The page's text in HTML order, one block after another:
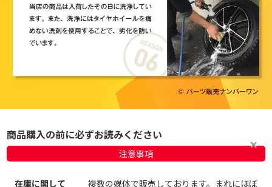
商品購入の前に必ずお読みください
注意事項
在庫に関して
複数の媒体で販売しております。まれにほぼ